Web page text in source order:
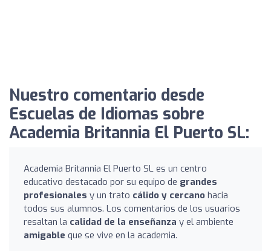
Nuestro comentario desde
Escuelas de Idiomas sobre
Academia Britannia El Puerto SL:
Academia Britannia El Puerto SL es un centro
educativo destacado por su equipo de grandes
profesionales y un trato cálido y cercano hacia
todos sus alumnos. Los comentarios de los usuarios
resaltan la calidad de la enseñanza y el ambiente
amigable que se vive en la academia.